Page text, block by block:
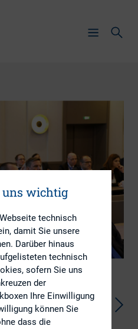
uns wichtig
technisch
damit Sie unsere
Darüber hinaus
technisch
sofern Sie uns
der
Ihre Einwilligung
können Sie
dass die